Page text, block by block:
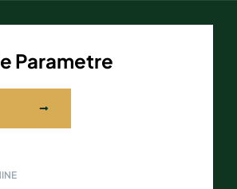
Parametre